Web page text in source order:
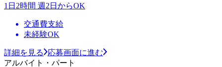
1日2時間 週2日からOK
交通費支給
未経験OK
詳細を見る
応募画面に進む
アルバイト・パート